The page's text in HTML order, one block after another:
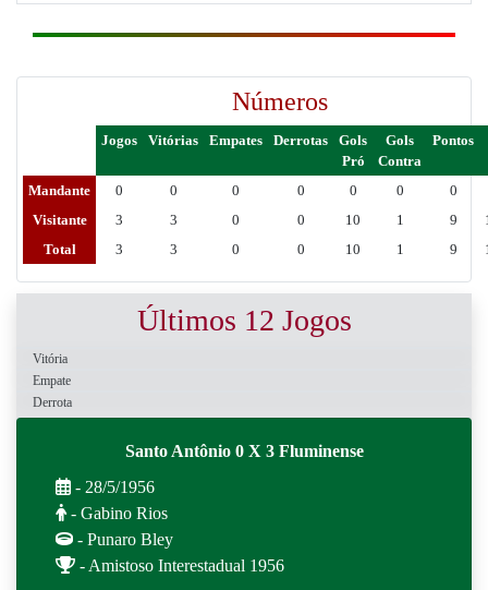
Números
Jogos Vitórias Empates Derrotas
Gols
Pró
Gols
Contra
Pontos
Mandante 0 0 0 0 0 0
0
Visitante
3 3 0 0 10 1 9
Total
3 3 0 0 10 1 9
Últimos 12 Jogos
Vitória
Empate
Derrota
Santo Antônio 0 X 3 Fluminense
- 28/5/1956
- Gabino Rios
- Punaro Bley
- Amistoso Interestadual 1956